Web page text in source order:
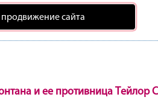
продвижение сайта
и ее противница Тейлор